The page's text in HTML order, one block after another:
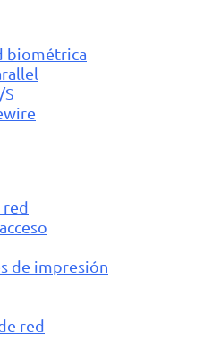
biométrica
S
red
de impresión
red